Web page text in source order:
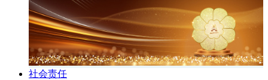
社会责任